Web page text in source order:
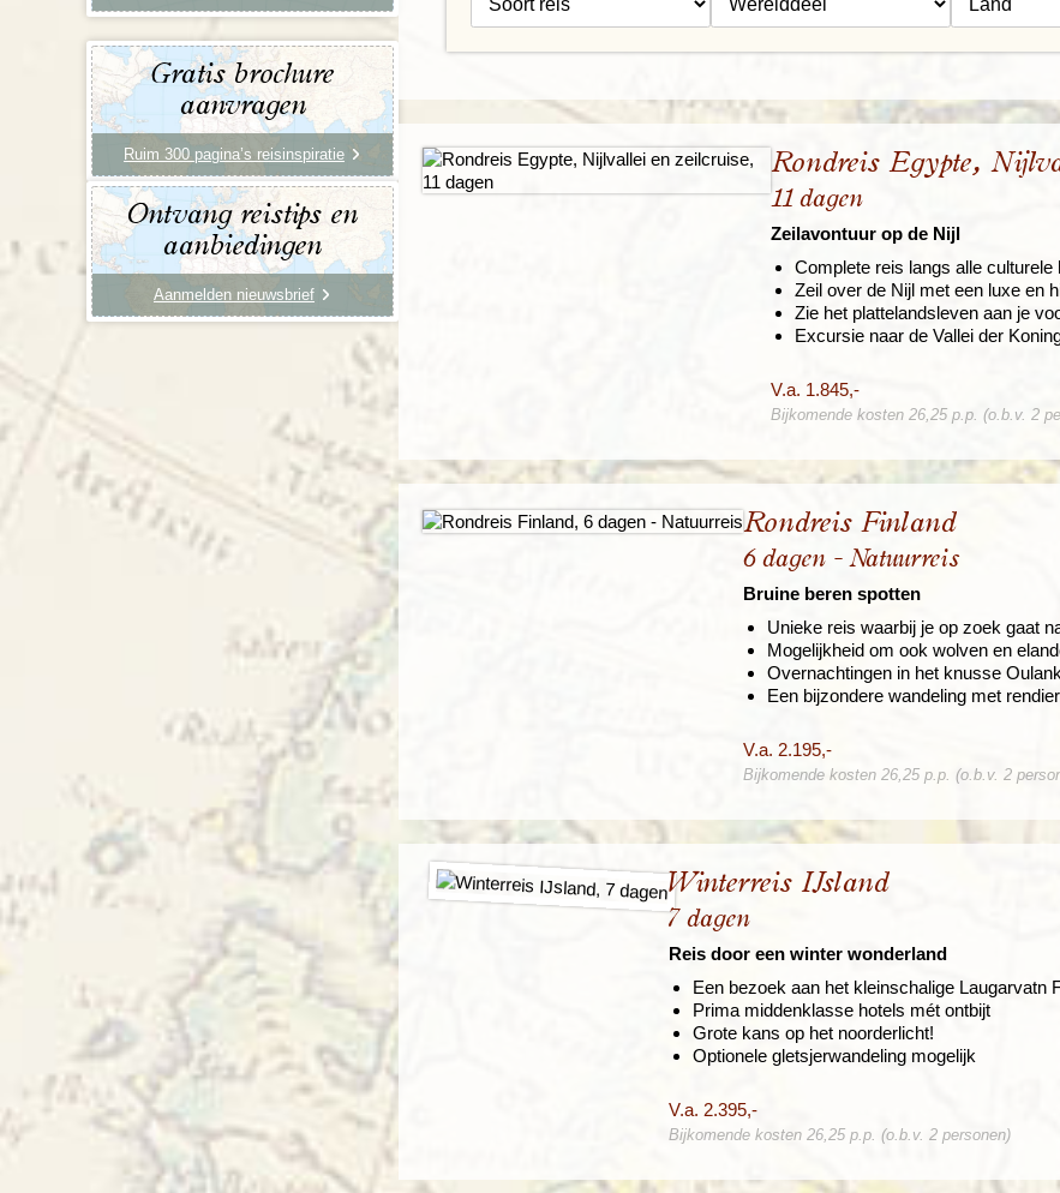
Rondreis Egypte,
11 dagen
Zeilavontuur op de Nijl
Complete reis langs alle
Zeil over de Nijl met een luxe en
Zie het plattelandsleven aan je
Excursie naar de Vallei der
V.a. 1.845,-
Bijkomende kosten 26,25 p.p. (o.b.v. 2
Rondreis Finland
6 dagen - Natuurreis
Bruine beren spotten
Unieke reis waarbij je op zoek gaat
Mogelijkheid om ook wolven en
Overnachtingen in het knusse
Een bijzondere wandeling met
V.a. 2.195,-
Bijkomende kosten 26,25 p.p. (o.b.v. 2
Winterreis IJsland
7 dagen
Reis door een winter wonderland
Een bezoek aan het kleinschalige Laugarvatn
Prima middenklasse hotels mét ontbijt
Grote kans op het noorderlicht!
Optionele gletsjerwandeling mogelijk
V.a. 2.395,-
Bijkomende kosten 26,25 p.p. (o.b.v. 2 personen)
Gratis brochure
aanvragen
Ruim 300 pagina’s reisinspiratie
Ontvang reistips en
aanbiedingen
Aanmelden nieuwsbrief